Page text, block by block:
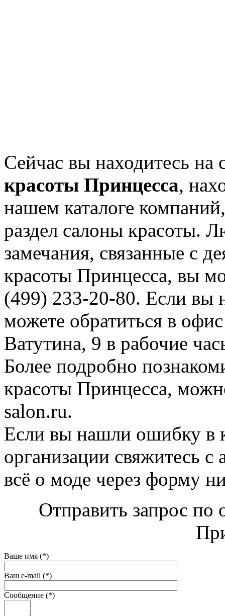
Сейчас вы находитесь на
красоты Принцесса,
нашем каталоге
раздел салоны красоты.
замечания, связанные с
красоты Принцесса, вы
(499) 233-20-80. Если вы
можете обратиться в
Ватутина, 9 в рабочие
Более подробно
красоты Принцесса,
salon.ru.
Если вы нашли ошибку в
организации свяжитесь
всё о моде через форму
Отправить запрос по
Ваше имя (*)
Ваш e-mail (*)
Сообщение (*)